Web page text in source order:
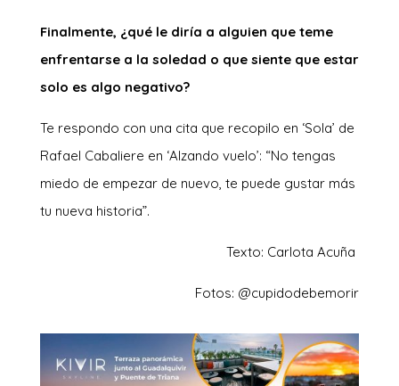
Finalmente, ¿qué le diría a alguien que teme
enfrentarse a la soledad o que siente que estar
solo es algo negativo?
Te respondo con una cita que recopilo en ‘Sola’ de
Rafael Cabaliere en ‘Alzando vuelo’: “No tengas
miedo de empezar de nuevo, te puede gustar más
tu nueva historia”.
Texto: Carlota Acuña
Fotos: @cupidodebemorir